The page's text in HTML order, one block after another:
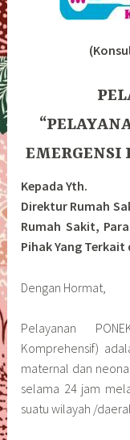
EMERGENSI
Kepada Yth.
Direktur Rumah
Rumah Sakit,
Pihak Yang
Dengan Hormat,
Pelayanan
Komprehensif)
maternal dan
selama 24 jam
suatu wilayah /